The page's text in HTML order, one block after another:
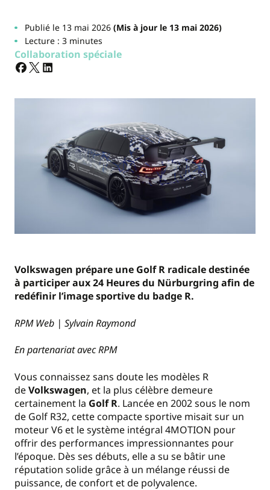
Publié le 13 mai 2026(Mis à jour le 13 mai 2026)
Lecture : 3 minutes
Collaboration spéciale
Volkswagen prépare une Golf R radicale destinée
à participer aux 24 Heures du Nürburgring afin de
redéfinir l’image sportive du badge R.
RPM Web | Sylvain Raymond
En partenariat avec RPM
Vous connaissez sans doute les modèles R
deVolkswagen, et la plus célèbre demeure
certainement la Golf R. Lancée en 2002 sous le nom
de Golf R32, cette compacte sportive misait sur un
moteur V6 et le système intégral 4MOTION pour
offrir des performances impressionnantes pour
l’époque. Dès ses débuts, elle a su se bâtir une
réputation solide grâce à un mélange réussi de
puissance, de confort et de polyvalence.